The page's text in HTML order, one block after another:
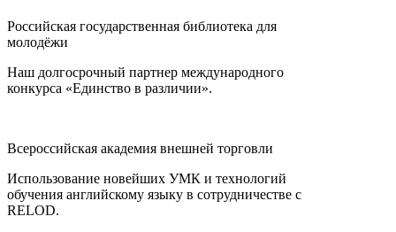
Российская государственная библиотека для
молодёжи
Наш долгосрочный партнер международного
конкурса «Единство в различии».
Всероссийская академия внешней торговли
Использование новейших УМК и технологий
обучения английскому языку в сотрудничестве с
RELOD.